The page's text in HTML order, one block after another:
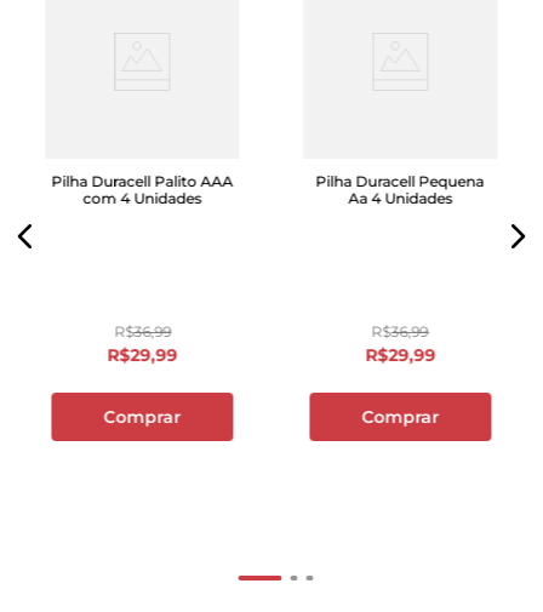
Pilha Duracell Palito AAA
com 4 Unidades
R$36,99
R$29,99
Comprar
Pilha Duracell Pequena
Aa 4 Unidades
R$36,99
R$29,99
Comprar